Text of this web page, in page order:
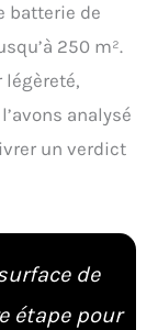
batterie de
250 m².
analysé
un verdict
de
étape pour